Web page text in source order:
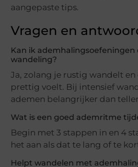
aangepaste tips.
Vragen en
Kan ik ademhalingsoefeningen
wandeling?
Ja, zolang je rustig wandelt en
prettig voelt. Bij intensief
ademen belangrijker dan
Wat is een goed ademritme
Begin met 3 stappen in en 4
het aan als dat te lang of te
Helpt wandelen met